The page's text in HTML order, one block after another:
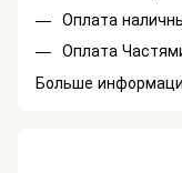
Оплата
Оплата
Больше